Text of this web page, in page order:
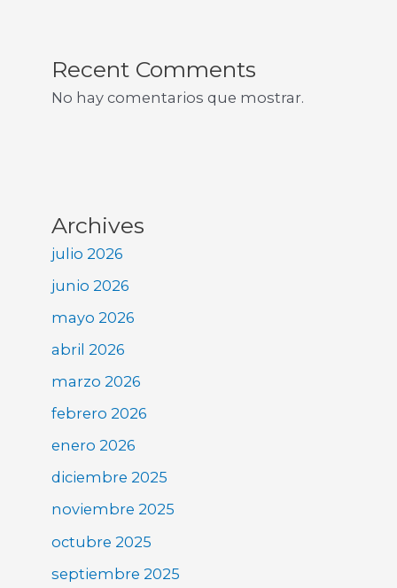
Recent Comments
No hay comentarios que mostrar.
Archives
julio 2026
junio 2026
mayo 2026
abril 2026
marzo 2026
febrero 2026
enero 2026
diciembre 2025
noviembre 2025
octubre 2025
septiembre 2025